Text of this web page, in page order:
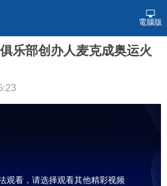
電腦版
乐部创办人麦克成奥运火
观看，请选择观看其他精彩视频